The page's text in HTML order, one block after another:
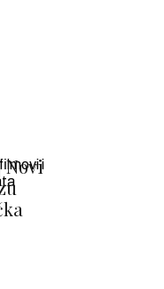
Novi